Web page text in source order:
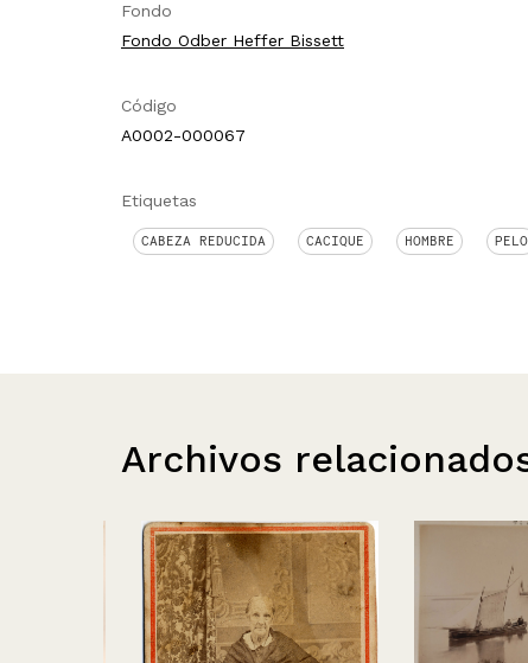
Fondo
Fondo Odber Heffer Bissett
Código
A0002-000067
Etiquetas
CABEZA REDUCIDA CACIQUE HOMBRE PELO
Archivos